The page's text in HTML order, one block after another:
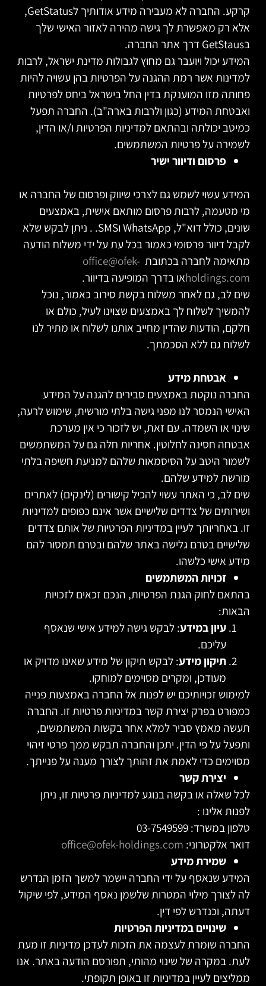
קרקע. החברה לא מעבירה מידע אודותיך לGetStatus,
אלא רק מאפשרת לך גישה מהירה לאזור האישי שלך
בGetStaus דרך אתר החברה.
המידע יכול ויועבר גם מחוץ לגבולות מדינת ישראל, לרבות
למדינות אשר רמת ההגנה על הפרטיות בהן עשויה להיות
פחותה מזו המוענקת בדין החל בישראל ביחס לפרטיות
ואבטחת המידע (כגון ולרבות בארה"ב). החברה תפעל
כמיטב יכולתה ובהתאם למדיניות הפרטיות ו/או הדין,
לשמירה על פרטיות המשתמשים.
פרסום ודיוור ישיר
המידע עשוי לשמש גם לצרכי שיווק ופרסום של החברה או
מי מטעמה, לרבות פרסום מותאם אישית, באמצעים
שונים, כולל דוא"ל, WhatsApp וSMS. . ניתן לבקש שלא
לקבל דיוור פרסומי כאמור בכל עת על ידי משלוח הודעה
מתאימה לחברה בכתובת office@ofek-
holdings.comאו בדרך המופיעה בדיוור.
שים לב, גם לאחר משלוח בקשת סירוב כאמור, נוכל
להמשיך לשלוח לך באמצעים שצוינו לעיל, כולם או
חלקם, הודעות שהדין מחייב אותנו לשלוח או מתיר לנו
לשלוח גם ללא הסכמתך.
אבטחת מידע
החברה נוקטת באמצעים סבירים להגנה על המידע
האישי הנמסר לנו מפני גישה בלתי מורשית, שימוש לרעה,
שינוי או השמדה. עם זאת, יש לזכור כי אין מערכת
אבטחה חסינה לחלוטין. אחריות חלה גם על המשתמשים
לשמור היטב על הסיסמאות שלהם למניעת חשיפה בלתי
מורשת למידע שלהם.
שים לב, כי האתר עשוי להכיל קישורים (לינקים) לאתרים
ושירותים של צדדים שלישיים אשר אינם כפופים למדיניות
זו. באחריותך לעיין במדיניות הפרטיות של אותם צדדים
שלישיים בטרם גלישה באתר שלהם ובטרם תמסור להם
מידע אישי כלשהו.
זכויות המשתמשים
בהתאם לחוק הגנת הפרטיות, הנכם זכאים לזכויות
הבאות:
עיון במידע: לבקש גישה למידע אישי שנאסף
עליכם.
תיקון מידע: לבקש תיקון של מידע שאינו מדויק או
מעודכן, ומקרים מסוימים למוחקו.
למימוש זכויותיכם יש לפנות אל החברה באמצעות פנייה
כמפורט בפרק יצירת קשר במדיניות פרטיות זו. החברה
תעשה מאמץ סביר למלא אחר בקשות המשתמשים,
ותפעל על פי הדין. יתכן והחברה תבקש ממך פרטי זיהוי
מסוימים כדי לאמת את זהותך לצורך מענה על פנייתך.
יצירת קשר
לכל שאלה או בקשה בנוגע למדיניות פרטיות זו, ניתן
לפנות אלינו :
טלפון במשרד: 03-7549599
דואר אלקטרוני: office@ofek-holdings.com
שמירת מידע
המידע שנאסף על ידי החברה יישמר למשך הזמן הנדרש
לה לצורך מילוי המטרות שלשמן נאסף המידע, לפי שיקול
דעתה, וכנדרש לפי דין.
שינויים במדיניות הפרטיות
החברה שומרת לעצמה את הזכות לעדכן מדיניות זו מעת
לעת. במקרה של שינוי מהותי, תפורסם הודעה באתר. אנו
ממליצים לעיין במדיניות זו באופן תקופתי.